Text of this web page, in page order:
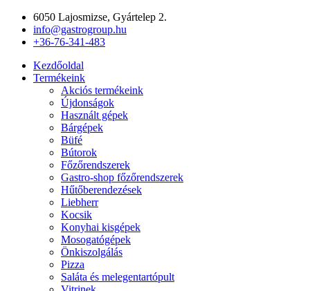
Ugrás
tartalomhoz
6050 Lajosmizse, Gyártelep 2.
info@gastrogroup.hu
+36-76-341-483
Kezdőoldal
Termékeink
Akciós termékeink
Újdonságok
Használt gépek
Bárgépek
Büfé
Bútorok
Főzőrendszerek
Gastro-shop főzőrendszerek
Hűtőberendezések
Liebherr
Kocsik
Konyhai kisgépek
Mosogatógépek
Önkiszolgálás
Pizza
Saláta és melegentartópult